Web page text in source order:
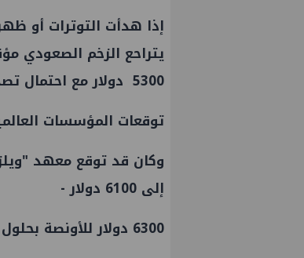
إذا هدأت التوترات أو
5300 دولار مع احتمال تصحيح طفيف.
توقعات المؤسسات
وكان قد توقع معهد
إلى 6100 دولار -
6300 دولار للأونصة بحلول نهاية عام 2026.